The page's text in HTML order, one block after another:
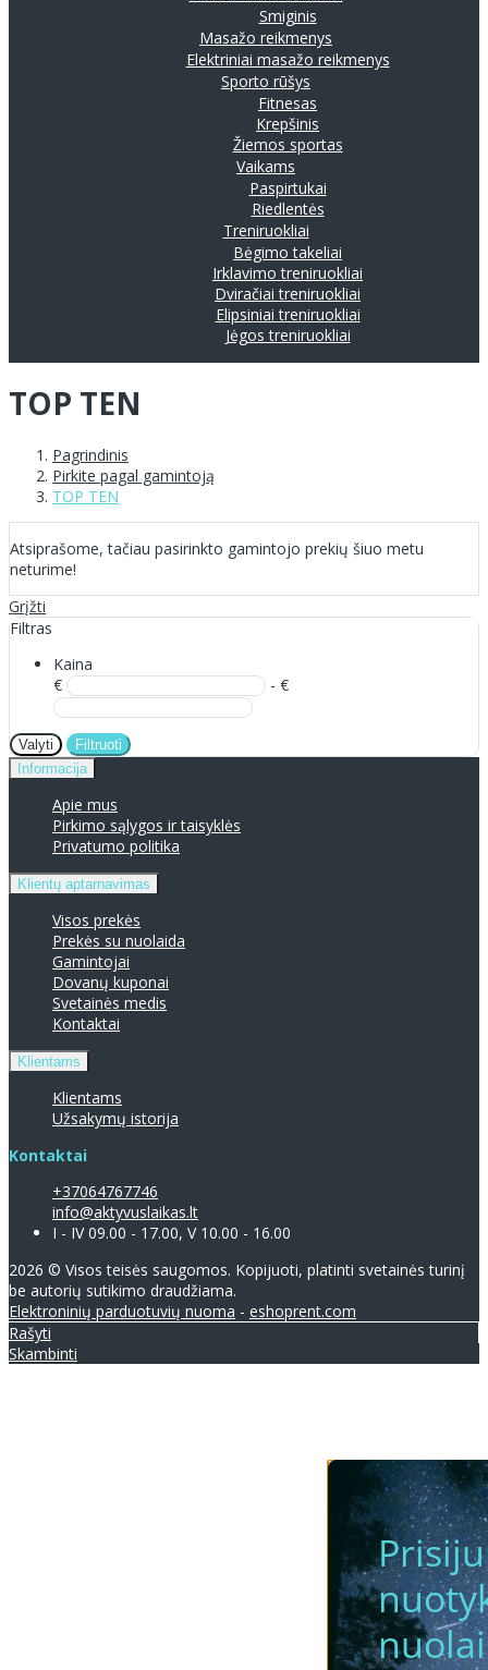
Smiginis
Masažo reikmenys
Elektriniai masažo reikmenys
Sporto rūšys
Fitnesas
Krepšinis
Žiemos sportas
Vaikams
Paspirtukai
Riedlentės
Treniruokliai
Bėgimo takeliai
Irklavimo treniruokliai
Dviračiai treniruokliai
Elipsiniai treniruokliai
Jėgos treniruokliai
TOP TEN
Pagrindinis
Pirkite pagal gamintoją
TOP TEN
Atsiprašome, tačiau pasirinkto gamintojo prekių šiuo metu
neturime!
Grįžti
Filtras
Kaina
€
- €
Valyti
Filtruoti
Informacija
Apie mus
Pirkimo sąlygos ir taisyklės
Privatumo politika
Klientų aptarnavimas
Visos prekės
Prekės su nuolaida
Gamintojai
Dovanų kuponai
Svetainės medis
Kontaktai
Klientams
Klientams
Užsakymų istorija
Kontaktai
+37064767746
info@aktyvuslaikas.lt
I - IV 09.00 - 17.00, V 10.00 - 16.00
2026 © Visos teisės saugomos. Kopijuoti, platinti svetainės turinį
be autorių sutikimo draudžiama.
Elektroninių parduotuvių nuoma - eshoprent.com
Rašyti
Skambinti